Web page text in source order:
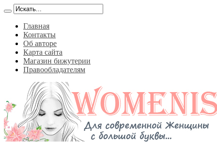
Главная
Контакты
Об авторе
Карта сайта
Магазин бижутерии
Правообладателям